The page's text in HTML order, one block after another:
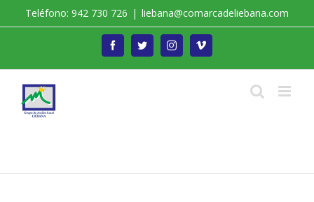
Teléfono: 942 730 726 | liebana@comarcadeliebana.com
FacebookTwitterInstagramVimeo